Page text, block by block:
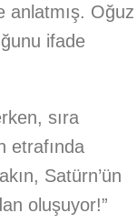
anlatmış. Oğuz
ifade
sıra
etrafında
Satürn’ün
oluşuyor!”